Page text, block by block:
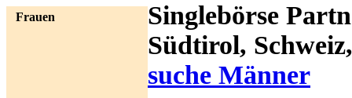
Frauen
Singlebörse
Südtirol,
suche Männer